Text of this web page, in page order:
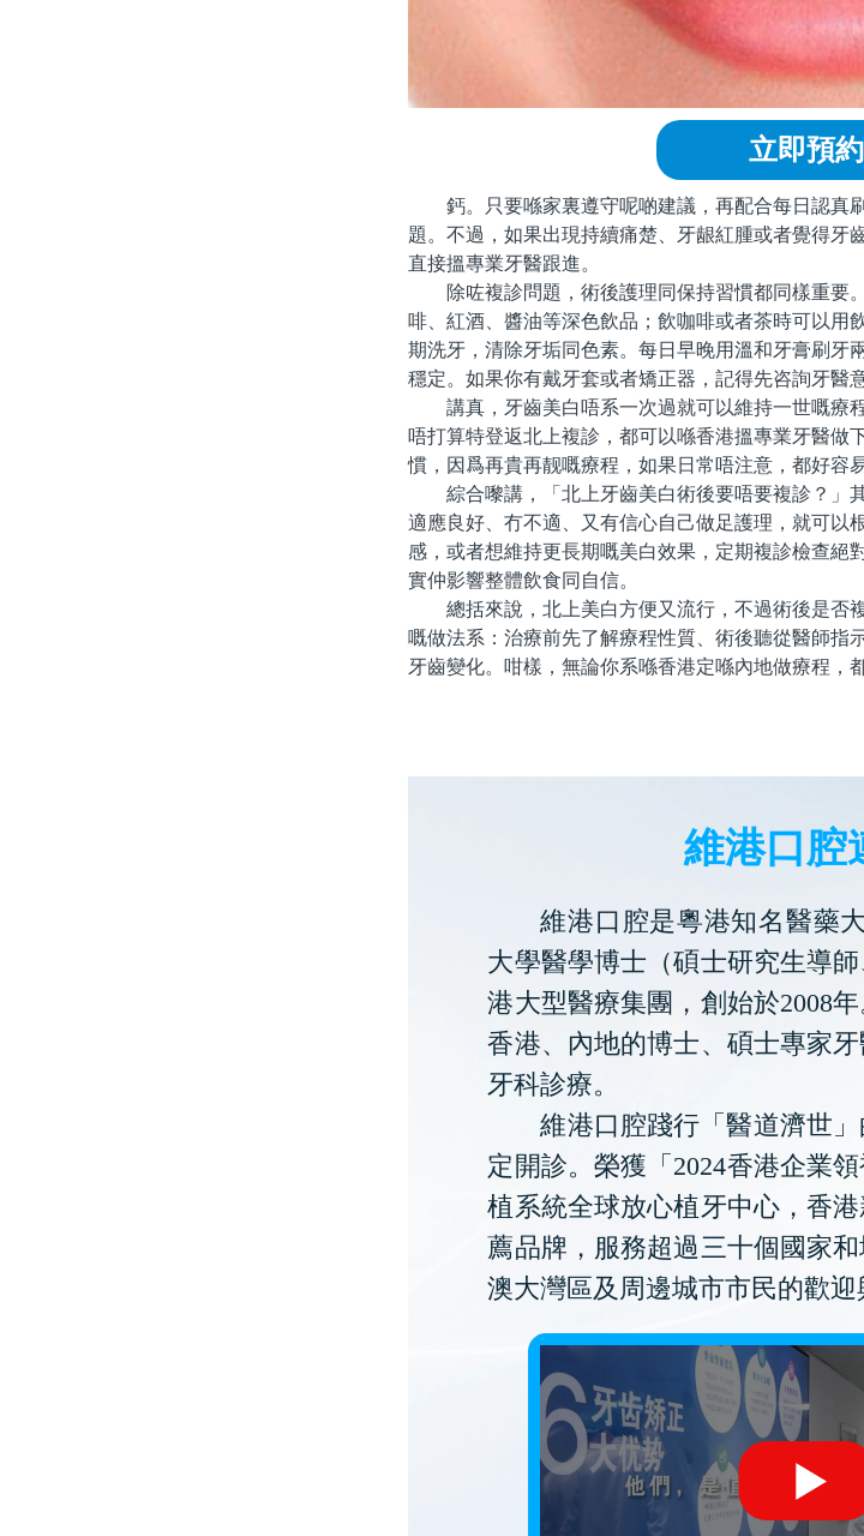
立即預約
鈣。只要喺家裏遵守呢啲建議，再配合每日認真
題。不過，如果出現持續痛楚、牙龈紅腫或者覺得牙
直接搵專業牙醫跟進。
除咗複診問題，術後護理同保持習慣都同樣重要
啡、紅酒、醬油等深色飲品；飲咖啡或者茶時可以用
期洗牙，清除牙垢同色素。每日早晚用溫和牙膏刷牙
穩定。如果你有戴牙套或者矯正器，記得先咨詢牙醫
講真，牙齒美白唔系一次過就可以維持一世嘅療
唔打算特登返北上複診，都可以喺香港搵專業牙醫做
慣，因爲再貴再靓嘅療程，如果日常唔注意，都好容
綜合嚟講，「北上牙齒美白術後要唔要複診？」
適應良好、冇不適、又有信心自己做足護理，就可以
感，或者想維持更長期嘅美白效果，定期複診檢查絕
實仲影響整體飲食同自信。
總括來說，北上美白方便又流行，不過術後是否
嘅做法系：治療前先了解療程性質、術後聽從醫師指
牙齒變化。咁樣，無論你系喺香港定喺內地做療程，
維港口腔
維港口腔是粵港知名醫藥
大學醫學博士（碩士研究生導
港大型醫療集團，創始於2008
香港、內地的博士、碩士專家
牙科診療。
維港口腔踐行「醫道濟世
定開診。榮獲「2024香港企業
植系統全球放心植牙中心，香
薦品牌，服務超過三十個國家
澳大灣區及周邊城市市民的歡迎